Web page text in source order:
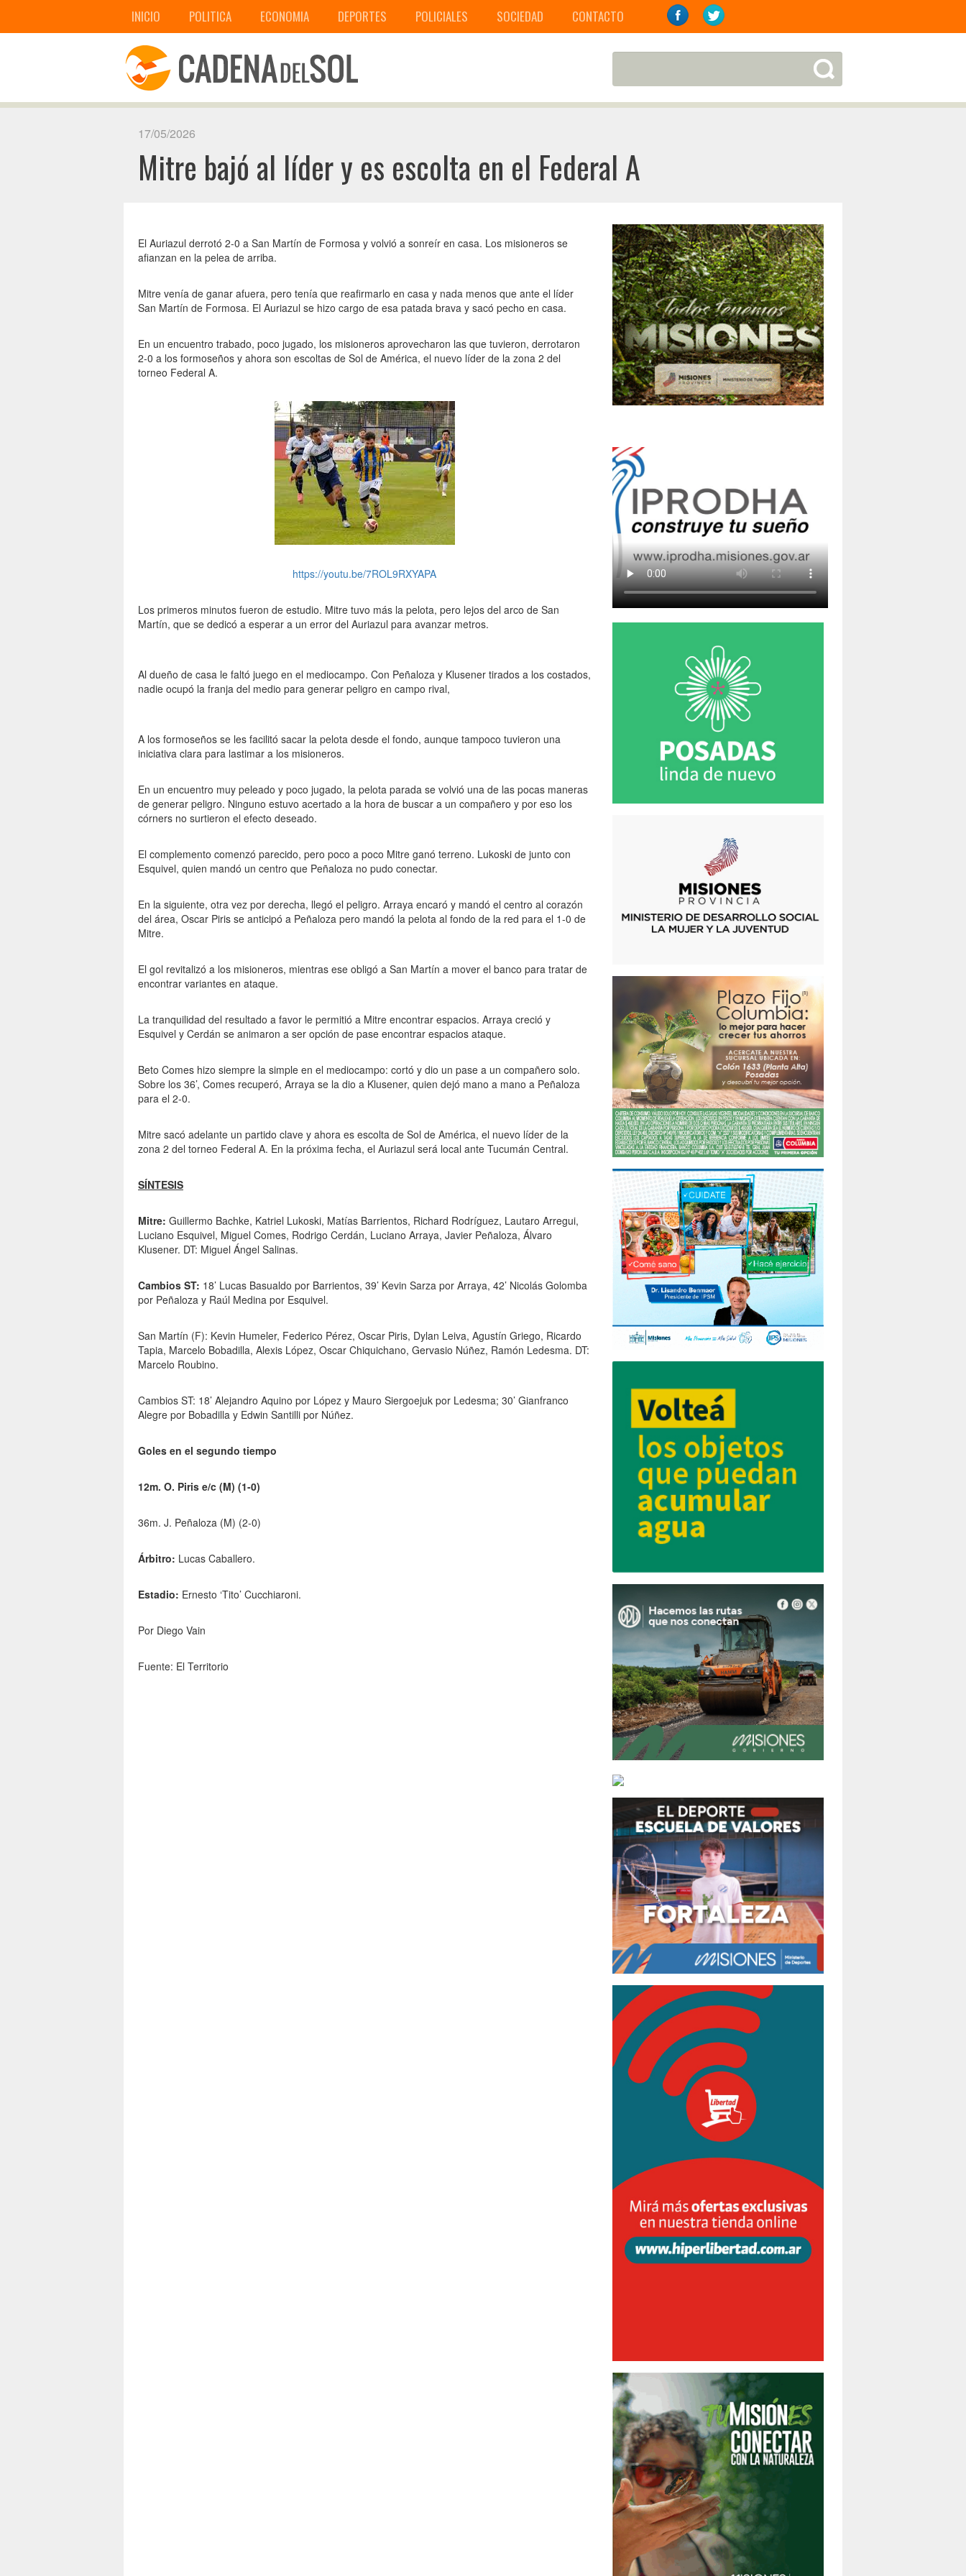
INICIO POLITICA ECONOMIA DEPORTES POLICIALES SOCIEDAD CONTACTO
17/05/2026
Mitre bajó al líder y es escolta en el Federal A
El Auriazul derrotó 2-0 a San Martín de Formosa y volvió a sonreír en casa. Los misioneros se
afianzan en la pelea de arriba.
Mitre venía de ganar afuera, pero tenía que reafirmarlo en casa y nada menos que ante el líder
San Martín de Formosa. El Auriazul se hizo cargo de esa patada brava y sacó pecho en casa.
En un encuentro trabado, poco jugado, los misioneros aprovecharon las que tuvieron, derrotaron
2-0 a los formoseños y ahora son escoltas de Sol de América, el nuevo líder de la zona 2 del
torneo Federal A.
https://youtu.be/7ROL9RXYAPA
Los primeros minutos fueron de estudio. Mitre tuvo más la pelota, pero lejos del arco de San
Martín, que se dedicó a esperar a un error del Auriazul para avanzar metros.
Al dueño de casa le faltó juego en el mediocampo. Con Peñaloza y Klusener tirados a los costados,
nadie ocupó la franja del medio para generar peligro en campo rival,
A los formoseños se les facilitó sacar la pelota desde el fondo, aunque tampoco tuvieron una
iniciativa clara para lastimar a los misioneros.
En un encuentro muy peleado y poco jugado, la pelota parada se volvió una de las pocas maneras
de generar peligro. Ninguno estuvo acertado a la hora de buscar a un compañero y por eso los
córners no surtieron el efecto deseado.
El complemento comenzó parecido, pero poco a poco Mitre ganó terreno. Lukoski de junto con
Esquivel, quien mandó un centro que Peñaloza no pudo conectar.
En la siguiente, otra vez por derecha, llegó el peligro. Arraya encaró y mandó el centro al corazón
del área, Oscar Piris se anticipó a Peñaloza pero mandó la pelota al fondo de la red para el 1-0 de
Mitre.
El gol revitalizó a los misioneros, mientras ese obligó a San Martín a mover el banco para tratar de
encontrar variantes en ataque.
La tranquilidad del resultado a favor le permitió a Mitre encontrar espacios. Arraya creció y
Esquivel y Cerdán se animaron a ser opción de pase encontrar espacios ataque.
Beto Comes hizo siempre la simple en el mediocampo: cortó y dio un pase a un compañero solo.
Sobre los 36’, Comes recuperó, Arraya se la dio a Klusener, quien dejó mano a mano a Peñaloza
para el 2-0.
Mitre sacó adelante un partido clave y ahora es escolta de Sol de América, el nuevo líder de la
zona 2 del torneo Federal A. En la próxima fecha, el Auriazul será local ante Tucumán Central.
SÍNTESIS
Mitre: Guillermo Bachke, Katriel Lukoski, Matías Barrientos, Richard Rodríguez, Lautaro Arregui,
Luciano Esquivel, Miguel Comes, Rodrigo Cerdán, Luciano Arraya, Javier Peñaloza, Álvaro
Klusener. DT: Miguel Ángel Salinas.
Cambios ST: 18’ Lucas Basualdo por Barrientos, 39’ Kevin Sarza por Arraya, 42’ Nicolás Golomba
por Peñaloza y Raúl Medina por Esquivel.
San Martín (F): Kevin Humeler, Federico Pérez, Oscar Piris, Dylan Leiva, Agustín Griego, Ricardo
Tapia, Marcelo Bobadilla, Alexis López, Oscar Chiquichano, Gervasio Núñez, Ramón Ledesma. DT:
Marcelo Roubino.
Cambios ST: 18’ Alejandro Aquino por López y Mauro Siergoejuk por Ledesma; 30’ Gianfranco
Alegre por Bobadilla y Edwin Santilli por Núñez.
Goles en el segundo tiempo
12m. O. Piris e/c (M) (1-0)
36m. J. Peñaloza (M) (2-0)
Árbitro: Lucas Caballero.
Estadio: Ernesto ‘Tito’ Cucchiaroni.
Por Diego Vain
Fuente: El Territorio